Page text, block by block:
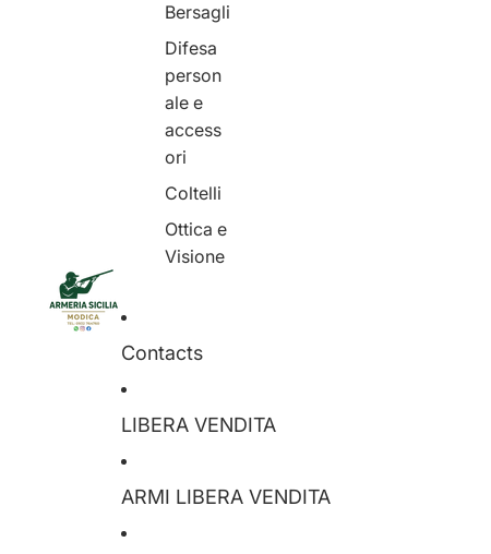
Bersagli
Difesa
person
ale e
access
ori
Coltelli
Ottica e
Visione
Contacts
LIBERA VENDITA
ARMI LIBERA VENDITA